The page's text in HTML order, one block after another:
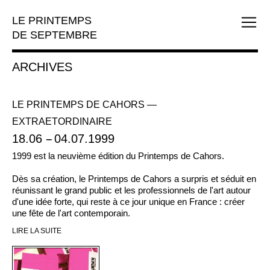
LE PRINTEMPS
DE SEPTEMBRE
ARCHIVES
LE PRINTEMPS DE CAHORS —
EXTRAETORDINAIRE
18.06 --04.07.1999
1999 est la neuvième édition du Printemps de Cahors.
Dès sa création, le Printemps de Cahors a surpris et séduit en
réunissant le grand public et les professionnels de l'art autour
d'une idée forte, qui reste à ce jour unique en France : créer
une fête de l'art contemporain.
Cette volonté d'ouvrir le champ des arts visuels, à travers la
présentation des oeuvres d'une trentaine d'artistes
internationaux au plus large public, s'est traduite d'abord par la
LIRE LA SUITE